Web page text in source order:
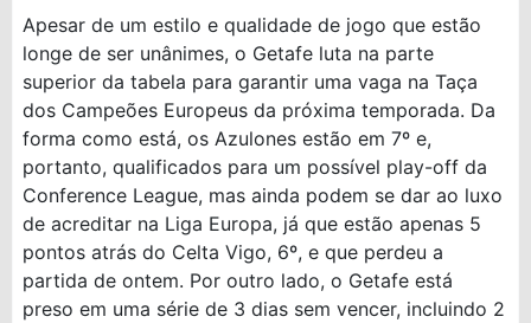
Apesar de um estilo e qualidade de jogo que estão
longe de ser unânimes, o Getafe luta na parte
superior da tabela para garantir uma vaga na Taça
dos Campeões Europeus da próxima temporada. Da
forma como está, os Azulones estão em 7º e,
portanto, qualificados para um possível play-off da
Conference League, mas ainda podem se dar ao luxo
de acreditar na Liga Europa, já que estão apenas 5
pontos atrás do Celta Vigo, 6º, e que perdeu a
partida de ontem. Por outro lado, o Getafe está
preso em uma série de 3 dias sem vencer, incluindo 2